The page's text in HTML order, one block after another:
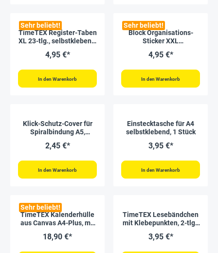
Sehr beliebt!
TimeTEX Register-Taben
XL 23-tlg., selbstklebend,
4,95 €*
In den Warenkorb
Sehr beliebt!
Block Organisations-
Sticker XXL
Stück
4,95 €*
In den Warenkorb
Klick-Schutz-Cover für
Spiralbindung A5,
2,45 €*
In den Warenkorb
Einstecktasche für A4
selbstklebend, 1 Stück
3,95 €*
In den Warenkorb
Sehr beliebt!
TimeTEX Kalenderhülle
aus Canvas A4-Plus, mit
18,90 €*
TimeTEX Lesebändchen
mit Klebepunkten, 2-tlg.,
3,95 €*